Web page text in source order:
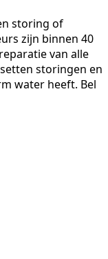
storing of
zijn binnen 40
van alle
storingen en
water heeft. Bel